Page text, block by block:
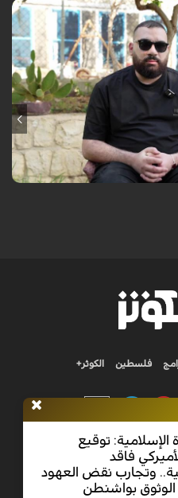
شجاعٌ للحياة تحت وطأة الحرب،
التفجيرات والدمار، فنرى
الإسلامية: توقيع
فاقد
وتجارب نقض العهود
بواشنطن
فلسطين الكوثر+
Nilesat 11900 V | Badr